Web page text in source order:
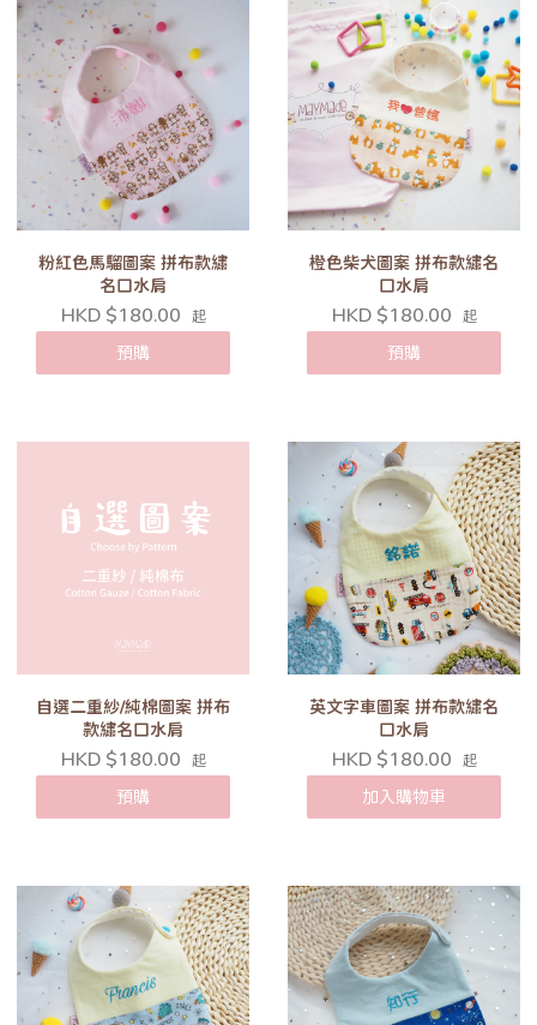
粉紅色馬騮圖案 拼布款繡
名口水肩
HKD $180.00 起
預購
橙色柴犬圖案 拼布款繡名
口水肩
HKD $180.00 起
預購
自選二重紗/純棉圖案 拼布
款繡名口水肩
HKD $180.00 起
預購
英文字車圖案 拼布款繡名
口水肩
HKD $180.00 起
加入購物車